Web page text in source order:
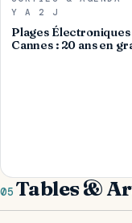
Y A 2 J
Plages Électroniques
Cannes : 20 ans en
05 Tables &